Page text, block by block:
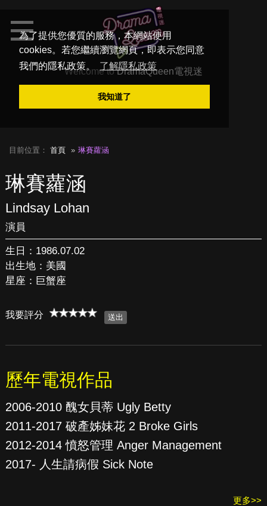
為了提供您優質的服務，本網站使用
cookies。若您繼續瀏覽網頁，即表示您同意
我們的隱私政策。
了解隱私政策
我知道了
Welcome toDramaQueen電視迷
目前位置： 首頁 琳賽蘿涵
琳賽蘿涵
Lindsay Lohan
演員
生日：1986.07.02
出生地：美國
星座：巨蟹座
我要評分
歷年電視作品
2006-2010 醜女貝蒂 Ugly Betty
2011-2017 破產姊妹花 2 Broke Girls
2012-2014 憤怒管理 Anger Management
2017- 人生請病假 Sick Note
更多>>